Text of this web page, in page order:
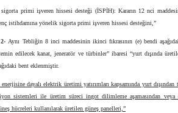
primi işveren hissesi desteği (İSPİH): Kararın 12 nci
istihdamına yönelik sigorta primi işveren hissesi desteğini,”
Aynı Tebliğin 8 inci maddesinin ikinci fıkrasının (e) bendi
temin edilecek kanat, jeneratör ve türbinler” ibaresi “yurt dışında
bent eklenmiştir.
enerjisine dayalı elektrik üretimi yatırımları kapsamında yurt
sistemleri ile üretim süreci ingot dilimleme aşamasından veya
hücreleri kullanılarak üretilen güneş panelleri,”